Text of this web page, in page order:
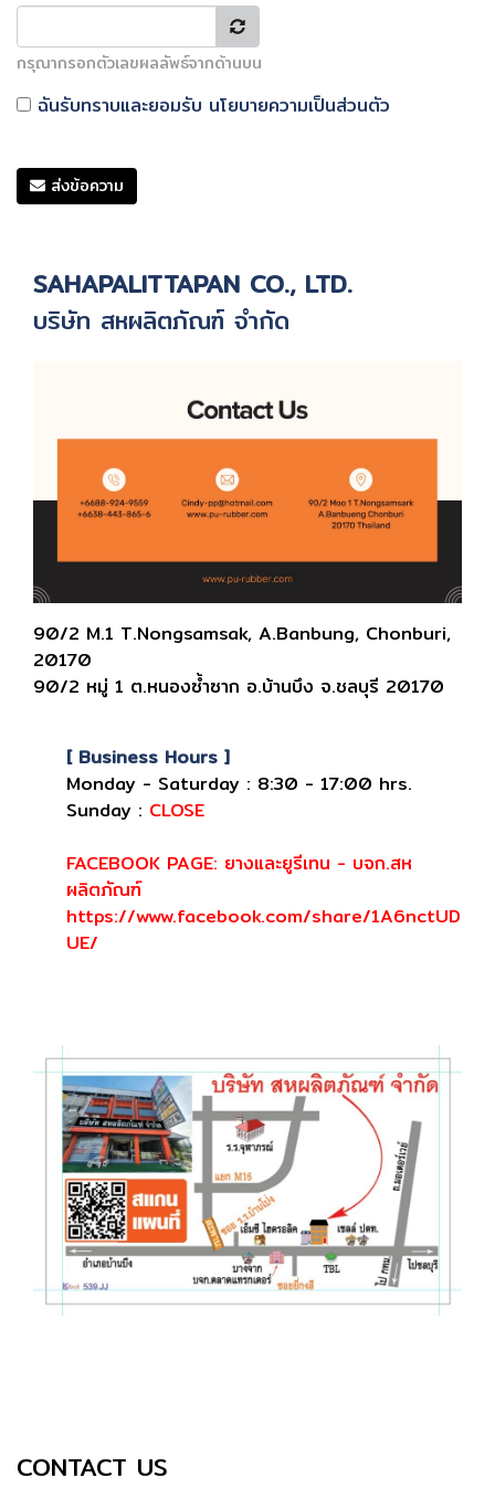
กรุณากรอกตัวเลขผลลัพธ์จากด้านบน
ฉันรับทราบและยอมรับ นโยบายความเป็นส่วนตัว
ส่งข้อความ
SAHAPALITTAPAN CO., LTD.
บริษัท สหผลิตภัณฑ์ จำกัด
90/2 M.1 T.Nongsamsak, A.Banbung, Chonburi,
20170
90/2 หมู่ 1 ต.หนองซ้ำซาก อ.บ้านบึง จ.ชลบุรี 20170
[ Business Hours ]
Monday - Saturday : 8:30 - 17:00 hrs.
Sunday : CLOSE
FACEBOOK PAGE: ยางและยูรีเทน - บจก.สห
ผลิตภัณฑ์
https://www.facebook.com/share/1A6nctUD
UE/
CONTACT US